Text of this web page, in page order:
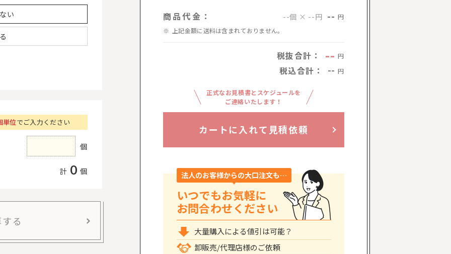
い
単位でご入力ください
個
計 0 個
る
商品代金： --個 × --円 -- 円
上記金額に送料は含まれておりません。
税抜合計： -- 円
税込合計： -- 円
正式なお見積書とスケジュールを
ご連絡いたします！
カートに入れて見積依頼
法人のお客様からの大口注文も…
いつでもお気軽に
お問合わせください
大量購入による値引は可能？
卸販売/代理店様のご依頼